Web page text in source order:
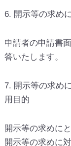
6. 開示等の求め
申請者の申請書
答いたします。
7. 開示等の求め
用目的
開示等の求めに
開示等の求めに